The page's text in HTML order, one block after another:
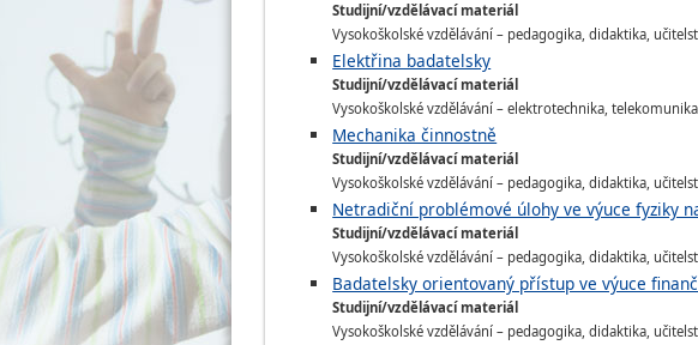
Studijní/vzdělávací materiál
Vysokoškolské vzdělávání – pedagogika, didaktika,
Elektřina badatelsky
Studijní/vzdělávací materiál
Vysokoškolské vzdělávání – elektrotechnika,
Mechanika činnostně
Studijní/vzdělávací materiál
Vysokoškolské vzdělávání – pedagogika, didaktika,
Netradiční problémové úlohy ve výuce fyziky
Studijní/vzdělávací materiál
Vysokoškolské vzdělávání – pedagogika, didaktika,
Badatelsky orientovaný přístup ve výuce
Studijní/vzdělávací materiál
Vysokoškolské vzdělávání – pedagogika, didaktika,